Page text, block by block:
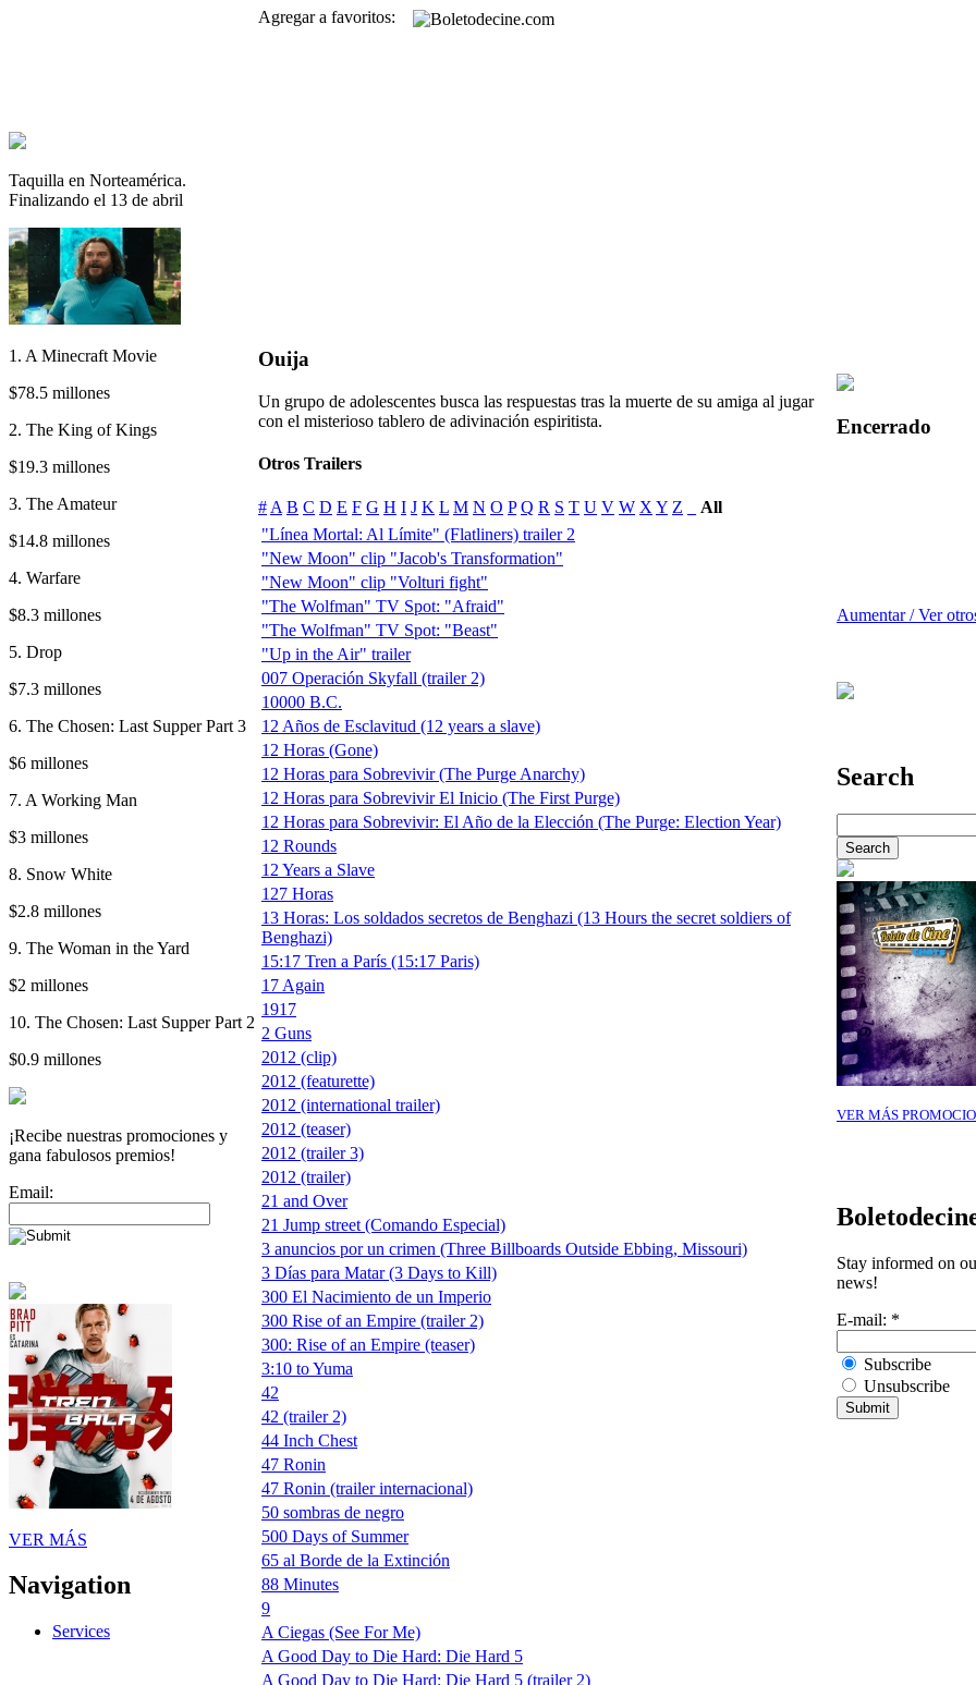
Taquilla en Norteamérica.
Finalizando el 13 de abril
1. A Minecraft Movie
$78.5 millones
2. The King of Kings
$19.3 millones
3. The Amateur
$14.8 millones
4. Warfare
$8.3 millones
5. Drop
$7.3 millones
6. The Chosen: Last Supper Part 3
$6 millones
7. A Working Man
$3 millones
8. Snow White
$2.8 millones
9. The Woman in the Yard
$2 millones
10. The Chosen: Last Supper Part 2
$0.9 millones
¡Recibe nuestras promociones y
gana fabulosos premios!
Email:
VER MÁS
Navigation
Services
Agregar a favoritos:
Ouija
Un grupo de adolescentes busca las respuestas tras la muerte de su amiga al jugar
con el misterioso tablero de adivinación espiritista.
Otros Trailers
# A B C D E F G H I J K L M N O P Q R S T U V W X Y Z
All
"Línea Mortal: Al Límite" (Flatliners) trailer 2
"New Moon" clip "Jacob's Transformation"
"New Moon" clip "Volturi fight"
"The Wolfman" TV Spot: "Afraid"
"The Wolfman" TV Spot: "Beast"
"Up in the Air" trailer
007 Operación Skyfall (trailer 2)
10000 B.C.
12 Años de Esclavitud (12 years a slave)
12 Horas (Gone)
12 Horas para Sobrevivir (The Purge Anarchy)
12 Horas para Sobrevivir El Inicio (The First Purge)
12 Horas para Sobrevivir: El Año de la Elección (The Purge: Election Year)
12 Rounds
12 Years a Slave
127 Horas
13 Horas: Los soldados secretos de Benghazi (13 Hours the secret soldiers of
Benghazi)
15:17 Tren a París (15:17 Paris)
17 Again
1917
2 Guns
2012 (clip)
2012 (featurette)
2012 (international trailer)
2012 (teaser)
2012 (trailer 3)
2012 (trailer)
21 and Over
21 Jump street (Comando Especial)
3 anuncios por un crimen (Three Billboards Outside Ebbing, Missouri)
3 Días para Matar (3 Days to Kill)
300 El Nacimiento de un Imperio
300 Rise of an Empire (trailer 2)
300: Rise of an Empire (teaser)
3:10 to Yuma
42
42 (trailer 2)
44 Inch Chest
47 Ronin
47 Ronin (trailer internacional)
50 sombras de negro
500 Days of Summer
65 al Borde de la Extinción
88 Minutes
9
A Ciegas (See For Me)
A Good Day to Die Hard: Die Hard 5
A Good Day to Die Hard: Die Hard 5 (trailer 2)
Encerrado
Aumentar / Ver
Search
VER MÁS
Stay informed on
news!
E-mail: *
Subscribe
Unsubscribe